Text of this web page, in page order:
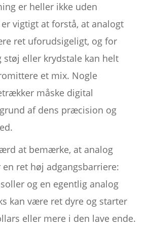
er heller ikke uden
vigtigt at forstå, at analogt
ret uforudsigeligt, og for
støj eller krydstale kan helt
et mix. Nogle
måske digital
af dens præcision og
at bemærke, at analog
ret høj adgangsbarriere:
og en egentlig analog
kan være ret dyre og starter
eller mere i den lave ende.